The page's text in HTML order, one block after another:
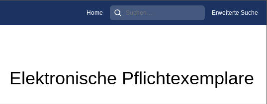
Home Erweiterte Suche
Elektronische Pflichtexemplare